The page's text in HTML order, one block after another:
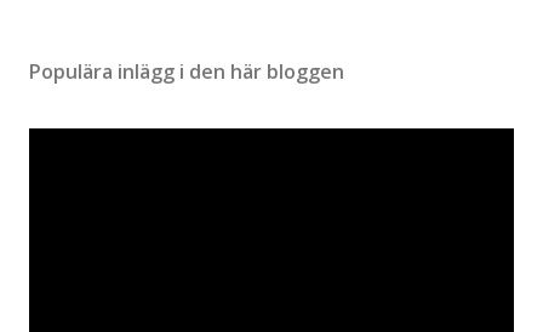
Populära inlägg i den här bloggen